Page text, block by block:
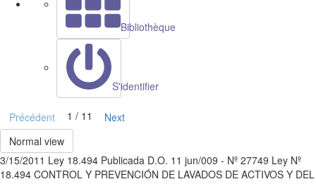
Bibliothèque
S'identifier
Précédent 1 / 11
Next
Normal view
3/15/2011 Ley 18.494 Publicada D.O. 11 jun/009 - Nº 27749 Ley Nº
18.494 CONTROL Y PREVENCIÓN DE LAVADOS DE ACTIVOS Y DEL